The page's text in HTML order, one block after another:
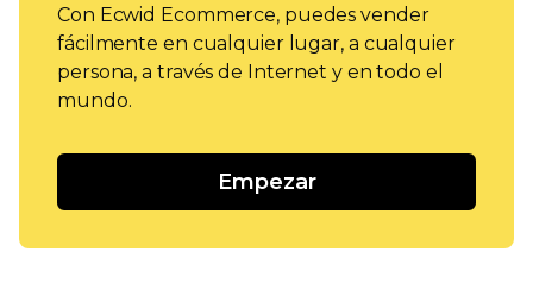
Con Ecwid Ecommerce, puedes vender
fácilmente en cualquier lugar, a cualquier
persona, a través de Internet y en todo el
mundo.
Empezar